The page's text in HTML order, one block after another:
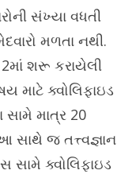
સંખ્યા વધતી
મળતા નથી.
શરૂ કરાયેલી
માટે ક્વોલિફાઇડ
સામે માત્ર 20
સાથે જ તત્ત્વજ્ઞાન
સામે ક્વોલિફાઇડ